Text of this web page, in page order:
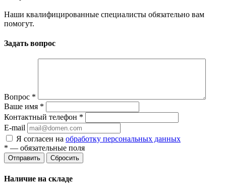
Наши квалифицированные специалисты обязательно вам
помогут.
Задать вопрос
Вопрос *
Ваше имя *
Контактный телефон *
E-mail
Я согласен на обработку персональных данных
* — обязательные поля
Сбросить
Наличие на складе